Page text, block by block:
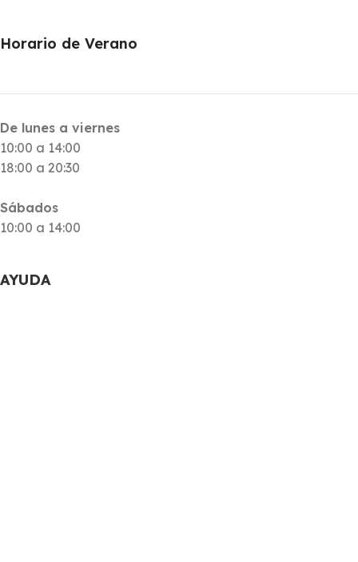
Horario de Verano
De lunes a viernes
10:00 a 14:00
18:00 a 20:30
Sábados
10:00 a 14:00
AYUDA